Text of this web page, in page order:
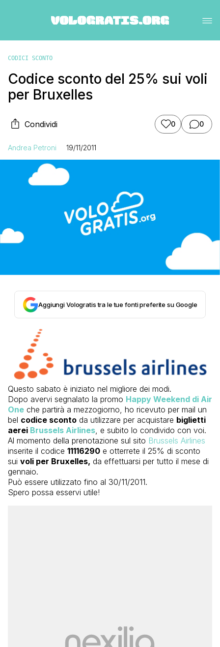
CODICI SCONTO
Codice sconto del 25% sui voli
per Bruxelles
Condividi 0 0
Andrea Petroni 19/11/2011
Aggiungi Vologratis tra le tue fonti preferite su Google
Questo sabato è iniziato nel migliore dei modi.
Dopo avervi segnalato la promo Happy Weekend di Air
One che partirà a mezzogiorno, ho ricevuto per mail un
bel codice sconto da utilizzare per acquistare biglietti
aerei Brussels Airlines, e subito lo condivido con voi.
Al momento della prenotazione sul sito Brussels Airlines
inserite il codice 11116290 e otterrete il 25% di sconto
sui voli per Bruxelles, da effettuarsi per tutto il mese di
gennaio.
Può essere utilizzato fino al 30/11/2011.
Spero possa esservi utile!